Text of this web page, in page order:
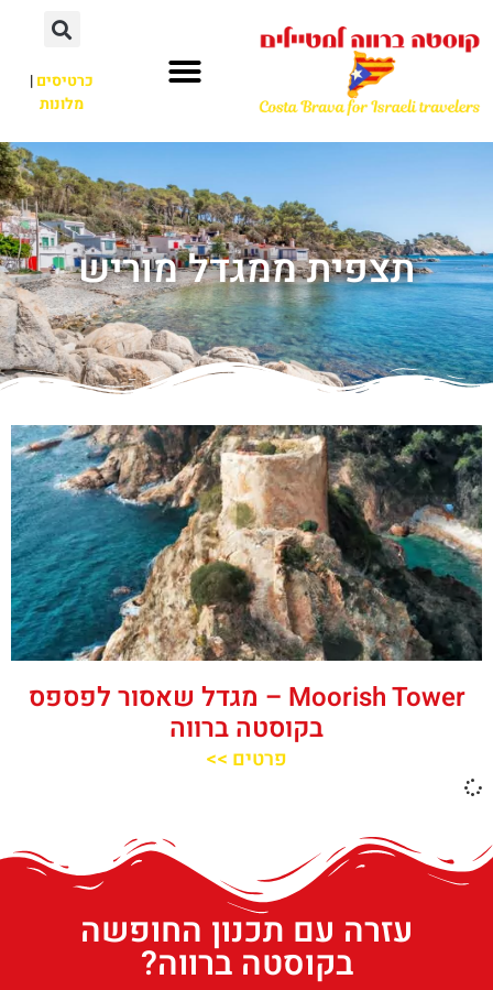
כרטיסים|
מלונות
תצפית ממגדל מוריש
‪‪Moorish Tower‬‬ – מגדל שאסור לפספס
בקוסטה ברווה
פרטים >>
עזרה עם תכנון החופשה
בקוסטה ברווה?